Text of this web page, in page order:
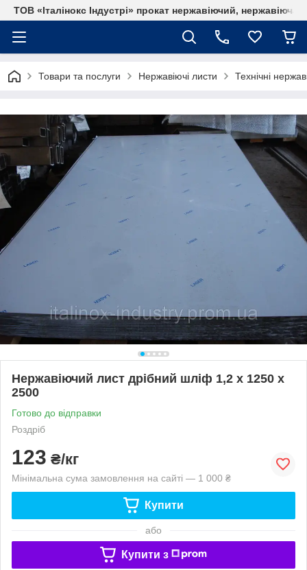
ТОВ «Італінокс Індустрі» прокат нержавіючий, нержавіюча
Товари та послуги Нержавіючі листи Технічні
Нержавіючий лист дрібний шліф 1,2 х 1250 х
2500
Готово до відправки
Роздріб
123 ₴/кг
Мінімальна сума замовлення на сайті — 1 000 ₴
Купити
або
Купити з